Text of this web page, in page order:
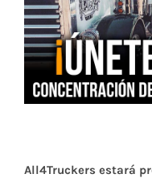
All4Truckers estará